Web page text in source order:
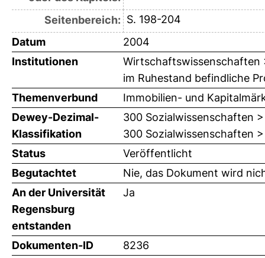
Seitenbereich: S. 198-204
Datum
2004
Institutionen
im Ruhestand befindliche
Themenverbund
Immobilien- und
Dewey-Dezimal-
Klassifikation
300 Sozialwissenschaften
300 Sozialwissenschaften
Status
Veröffentlicht
Begutachtet
Nie, das Dokument wird
An der Universität
Regensburg
entstanden
Ja
Dokumenten-ID 8236